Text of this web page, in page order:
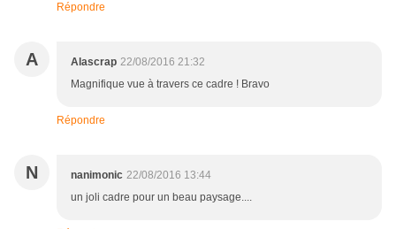
Répondre
A Alascrap 22/08/2016 21:32
Magnifique vue à travers ce cadre ! Bravo
Répondre
N nanimonic 22/08/2016 13:44
un joli cadre pour un beau paysage....